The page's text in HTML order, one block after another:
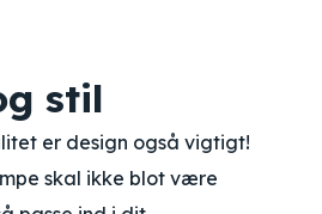
stil
er design også vigtigt!
skal ikke blot være